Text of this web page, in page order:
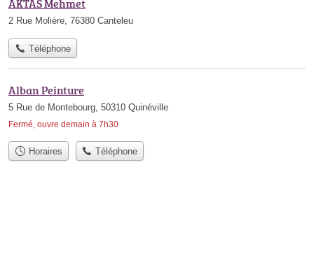
AKTAS Mehmet
2 Rue Molière, 76380 Canteleu
Téléphone
Alban Peinture
5 Rue de Montebourg, 50310 Quinéville
Fermé, ouvre demain à 7h30
Horaires Téléphone